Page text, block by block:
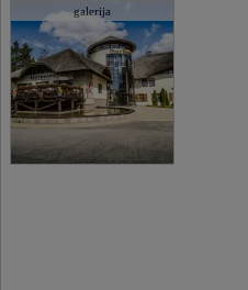
galerija